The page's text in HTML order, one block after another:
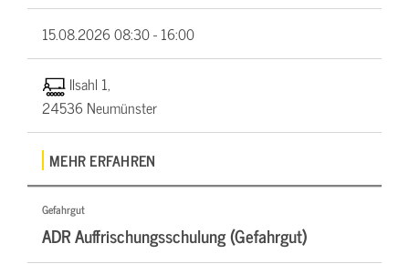
15.08.202608:30 - 16:00
Ilsahl 1,
24536 Neumünster
MEHR ERFAHREN
Gefahrgut
ADR Auffrischungsschulung (Gefahrgut)